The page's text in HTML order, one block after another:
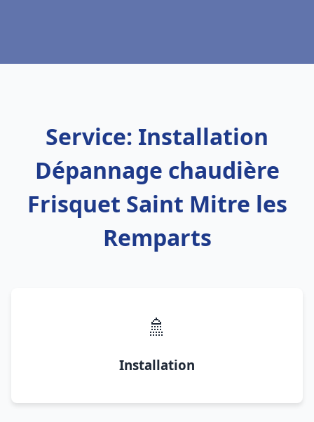
Service: Installation
Dépannage chaudière
Frisquet Saint Mitre les
Remparts
🚿
Installation